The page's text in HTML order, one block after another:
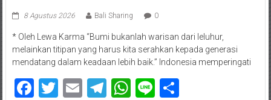
8 Agustus 2026 Bali Sharing 0
* Oleh Lewa Karma “Bumi bukanlah warisan dari leluhur,
melainkan titipan yang harus kita serahkan kepada generasi
mendatang dalam keadaan lebih baik.” Indonesia memperingati
Facebook
Twitter
EmailTelegram
WhatsApp
LineShare